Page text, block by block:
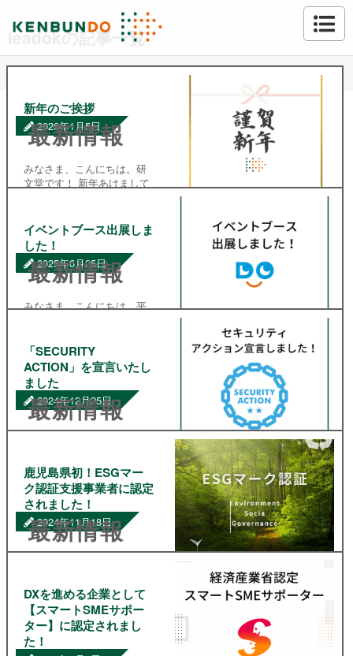
leadokの記事一覧
新年のご挨拶
2026年1月5日
最新情報
みなさま、こんにちは。研
文堂です！ 新年あけまして
い新年をお迎えのこととお
慶び申し上げます。また 日
頃から温かいご支援ご協力
を賜り 心から御礼申し上げ
ます。 本年も更な […]
イベントブース出展しま
した！
2025年6月25日
最新情報
みなさま、こんにちは。平
leadokは、先日開催された
イベントにてブース出展い
たしました！当社ブースに
お立ち寄りいただいたみな
さま、ありがとうございま
した。 今回はlead […]
「SECURITY
ACTION」を宣言いたし
ました
2024年12月25日
最新情報
ます。この度、
「SECURITY ACTION」
の「二つ星」を宣言いたし
ました。弊社の情報セキュ
リティ基本方針に則り、安
全で適正な情報セキュリテ
ィ対策を継続的に実施して
鹿児島県初！ESGマー
ク認証支援事業者に認定
されました！
2024年11月18日
最新情報
ュリティー推進協会の
「ESGアドバイザー制度」
において、鹿児島県初の
ESGマーク認証支援事業者
として認定されました。さ
DXを進める企業として
【スマートSMEサポー
ター】に認定されまし
た！